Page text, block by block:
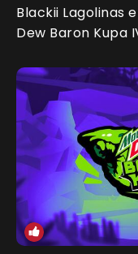
Blackii Lagolinas
Dew Baron Kupa